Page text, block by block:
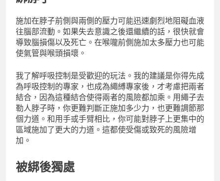
施加在脖子前側與兩側的壓力可能迅速劇烈地阻礙血液
往腦部流動。如果失去意識之後還繼續的話，很快就會
導致腦損傷以及死亡。在喉嚨前側施加太多壓力也可能
使氣管與喉頭損壞。
我了解呼吸控制是受歡迎的玩法。我的建議是你得先成
為呼吸控制的專家，也成為繩縛專家後，才考慮把兩者
結合，因為這種結合使得兩者的風險都加乘。用繩子去
勒人脖子時，你更難判斷正施加多少力，也更難調節那
個力道。和用手或手臂相比，你可能對脖子上更集中的
區域施加了更大的力道。這都使受傷或致死的風險增
加。
被綁後獨處